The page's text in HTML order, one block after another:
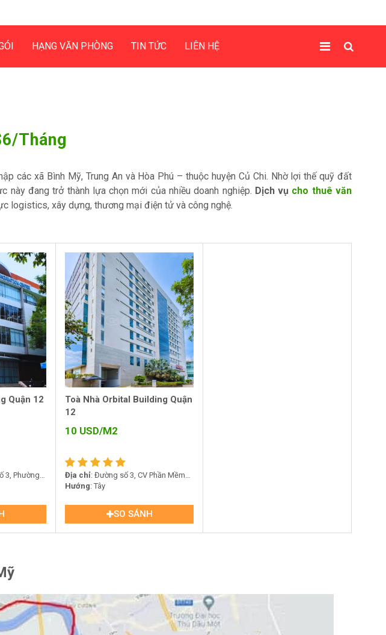
HẠNG VĂN PHÒNG TIN TỨC LIÊN HỆ
Tháng
các xã Bình Mỹ, Trung An và Hòa Phú – thuộc huyện Củ Chi. Nhờ lợi thế quỹ đất
này đang trở thành lựa chọn mới của nhiều doanh nghiệp. Dịch vụ cho thuê văn
logistics, xây dựng, thương mại điện tử và công nghệ.
Quận 12
3, Phường
Toà Nhà Orbital Building Quận
12
10 USD/M2
Địa chỉ: Đường số 3, CV Phần Mềm
Quang Trung, Quận 12
Hướng : Tây
SO SÁNH